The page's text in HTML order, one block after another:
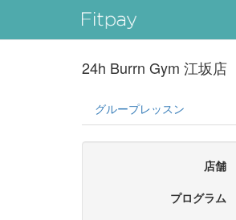
24h Burrn Gym 江坂店
グループレッスン
店舗
プログラム